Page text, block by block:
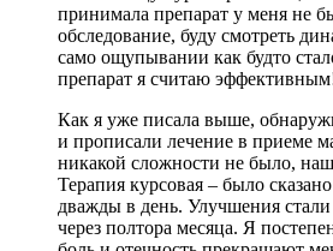
принимала препарат у меня не
обследование, буду смотреть
само ощупывании как будто
препарат я считаю
Как я уже писала выше,
и прописали лечение в приеме
никакой сложности не было,
Терапия курсовая – было
дважды в день. Улучшения
через полтора месяца. Я